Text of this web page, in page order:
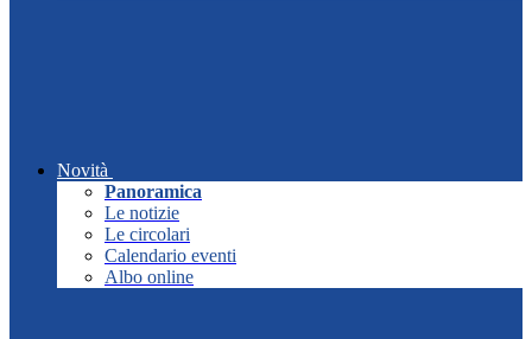
Novità
Panoramica
Le notizie
Le circolari
Calendario eventi
Albo online